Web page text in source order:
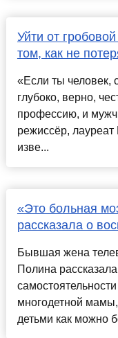
Уйти от
том, как не
«Если ты человек,
глубоко, верно,
профессию, и
режиссёр,
изве...
«Это больная
рассказала о
Бывшая жена
Полина
многодетной
детьми как можно